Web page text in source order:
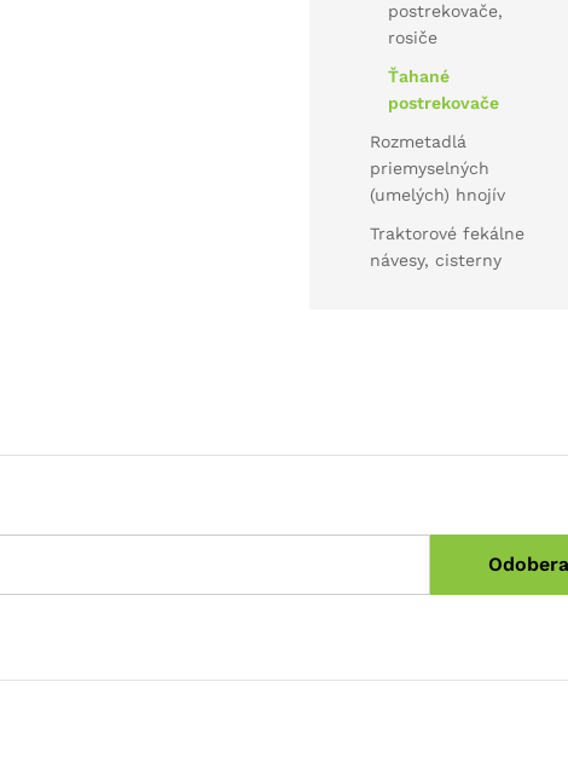
postrekovače,
rosiče
Ťahané
postrekovače
Rozmetadlá
priemyselných
(umelých) hnojív
Traktorové fekálne
návesy, cisterny